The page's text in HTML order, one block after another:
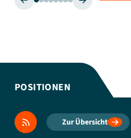
POSITIONEN
Zur Übersicht